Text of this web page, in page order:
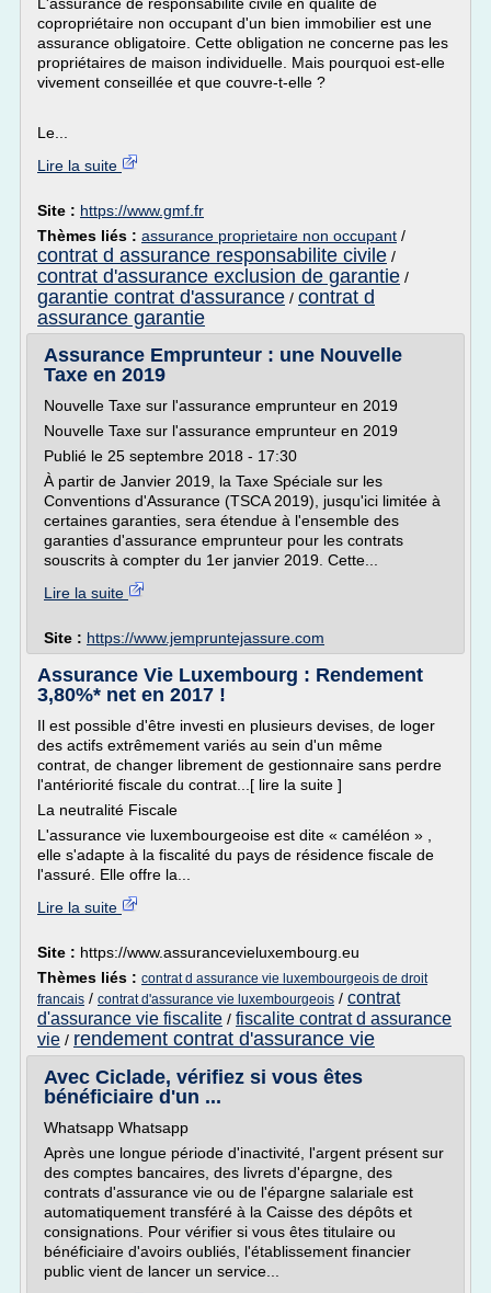
copropriétaire non occupant d'un bien immobilier est une
assurance obligatoire. Cette obligation ne concerne pas les
propriétaires de maison individuelle. Mais pourquoi est-elle
vivement conseillée et que couvre-t-elle ?
Le...
Lire la suite
Site : https://www.gmf.fr
Thèmes liés : assurance proprietaire non occupant /
contrat d assurance responsabilite civile /
contrat d'assurance exclusion de garantie /
garantie contrat d'assurance / contrat d
assurance garantie
Assurance Emprunteur : une Nouvelle
Taxe en 2019
Nouvelle Taxe sur l'assurance emprunteur en 2019
Nouvelle Taxe sur l'assurance emprunteur en 2019
Publié le 25 septembre 2018 - 17:30
À partir de Janvier 2019, la Taxe Spéciale sur les
Conventions d'Assurance (TSCA 2019), jusqu'ici limitée à
certaines garanties, sera étendue à l'ensemble des
garanties d'assurance emprunteur pour les contrats
souscrits à compter du 1er janvier 2019. Cette...
Lire la suite
Site : https://www.jempruntejassure.com
Assurance Vie Luxembourg : Rendement
3,80%* net en 2017 !
Il est possible d'être investi en plusieurs devises, de loger
des actifs extrêmement variés au sein d'un même
contrat, de changer librement de gestionnaire sans perdre
l'antériorité fiscale du contrat...[ lire la suite ]
La neutralité Fiscale
L'assurance vie luxembourgeoise est dite « caméléon » ,
elle s'adapte à la fiscalité du pays de résidence fiscale de
l'assuré. Elle offre la...
Lire la suite
Site : https://www.assurancevieluxembourg.eu
Thèmes liés : contrat d assurance vie luxembourgeois de droit
francais / contrat d'assurance vie luxembourgeois / contrat
d'assurance vie fiscalite / fiscalite contrat d assurance
vie / rendement contrat d'assurance vie
Avec Ciclade, vérifiez si vous êtes
bénéficiaire d'un ...
Whatsapp Whatsapp
Après une longue période d'inactivité, l'argent présent sur
des comptes bancaires, des livrets d'épargne, des
contrats d'assurance vie ou de l'épargne salariale est
automatiquement transféré à la Caisse des dépôts et
consignations. Pour vérifier si vous êtes titulaire ou
bénéficiaire d'avoirs oubliés, l'établissement financier
public vient de lancer un service...